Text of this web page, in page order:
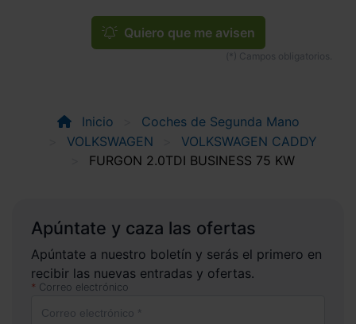
Quiero que me avisen
Inicio
Coches de Segunda Mano
VOLKSWAGEN
VOLKSWAGEN CADDY
FURGON 2.0TDI BUSINESS 75 KW
Apúntate y caza las ofertas
Apúntate a nuestro boletín y serás el primero en
recibir las nuevas entradas y ofertas.
Correo electrónico